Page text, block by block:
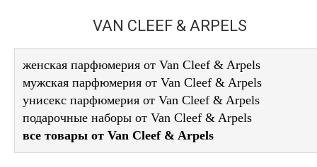
ДЕКОРАТИВНАЯ КОСМЕТИКА
VAN CLEEF & ARPELS
женская парфюмерия от Van Cleef & Arpels
мужская парфюмерия от Van Cleef & Arpels
унисекс парфюмерия от Van Cleef & Arpels
подарочные наборы от Van Cleef & Arpels
все товары от Van Cleef & Arpels